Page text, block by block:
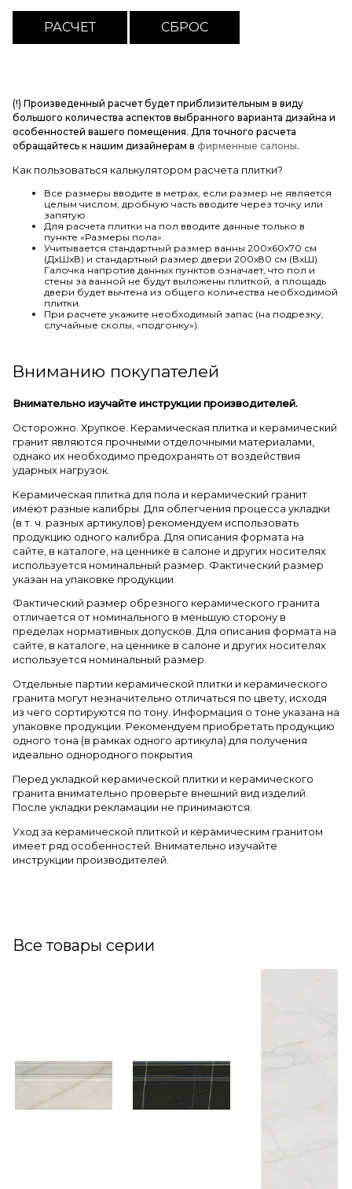
(!) Произведенный расчет будет приблизительным в виду
большого количества аспектов выбранного варианта дизайна и
особенностей вашего помещения. Для точного расчета
обращайтесь к нашим дизайнерам в фирменные салоны.
Как пользоваться калькулятором расчета плитки?
Все размеры вводите в метрах, если размер не является
целым числом, дробную часть вводите через точку или
запятую.
Для расчета плитки на пол вводите данные только в
пункте «Размеры пола».
Учитывается стандартный размер ванны 200х60х70 см
(ДхШхВ) и стандартный размер двери 200х80 см (ВхШ).
Галочка напротив данных пунктов означает, что пол и
стены за ванной не будут выложены плиткой, а площадь
двери будет вычтена из общего количества необходимой
плитки.
При расчете укажите необходимый запас (на подрезку,
случайные сколы, «подгонку»).
Вниманию покупателей
Внимательно изучайте инструкции производителей.
Осторожно. Хрупкое. Керамическая плитка и керамический
гранит являются прочными отделочными материалами,
однако их необходимо предохранять от воздействия
ударных нагрузок.
Керамическая плитка для пола и керамический гранит
имеют разные калибры. Для облегчения процесса укладки
(в т. ч. разных артикулов) рекомендуем использовать
продукцию одного калибра. Для описания формата на
сайте, в каталоге, на ценнике в салоне и других носителях
используется номинальный размер. Фактический размер
указан на упаковке продукции.
Фактический размер обрезного керамического гранита
отличается от номинального в меньшую сторону в
пределах нормативных допусков. Для описания формата на
сайте, в каталоге, на ценнике в салоне и других носителях
используется номинальный размер.
Отдельные партии керамической плитки и керамического
гранита могут незначительно отличаться по цвету, исходя
из чего сортируются по тону. Информация о тоне указана на
упаковке продукции. Рекомендуем приобретать продукцию
одного тона (в рамках одного артикула) для получения
идеально однородного покрытия.
Перед укладкой керамической плитки и керамического
гранита внимательно проверьте внешний вид изделий.
После укладки рекламации не принимаются.
Уход за керамической плиткой и керамическим гранитом
имеет ряд особенностей. Внимательно изучайте
инструкции производителей.
Все товары серии